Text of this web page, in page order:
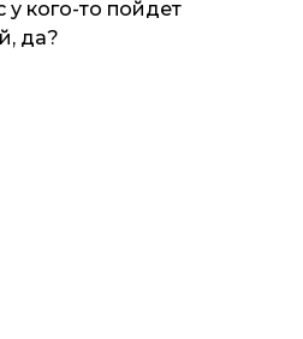
у кого-то пойдет
да?